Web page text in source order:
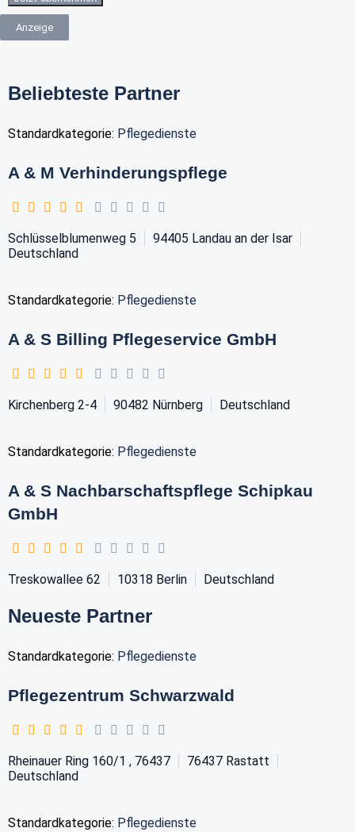
Anzeige
Beliebteste Partner
Standardkategorie: Pflegedienste
A & M Verhinderungspflege
Schlüsselblumenweg 5 94405 Landau an der Isar
Deutschland
Standardkategorie: Pflegedienste
A & S Billing Pflegeservice GmbH
Kirchenberg 2-4 90482 Nürnberg Deutschland
Standardkategorie: Pflegedienste
A & S Nachbarschaftspflege Schipkau
GmbH
Treskowallee 62 10318 Berlin Deutschland
Neueste Partner
Standardkategorie: Pflegedienste
Pflegezentrum Schwarzwald
Rheinauer Ring 160/1 , 76437 76437 Rastatt
Deutschland
Standardkategorie: Pflegedienste